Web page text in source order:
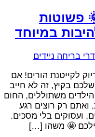
פשוטות
במיוחד
לקייטנת הורים! אם
בקיץ, זה לא חייב
משתוללים, החום
רק רוצים רגע
ועסוקים בלי מסכים.
🤩 משהו […]